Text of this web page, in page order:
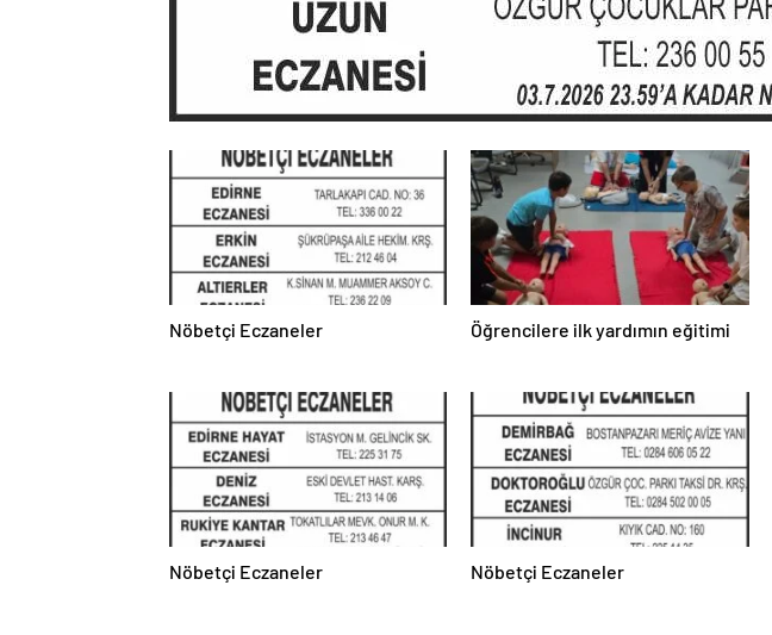
Nöbetçi Eczaneler Öğrencilere ilk yardımın eğitimi
Nöbetçi Eczaneler Nöbetçi Eczaneler